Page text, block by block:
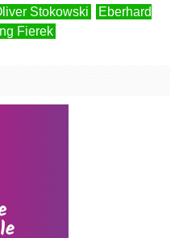
Stokowski
Eberhard
Fierek